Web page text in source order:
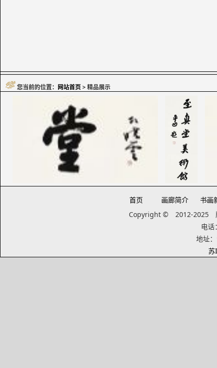
您当前的位置： 网站首页> 精品展示
首页 画廊简介
书画
Copyright © 2012-2025
电话
地址
苏